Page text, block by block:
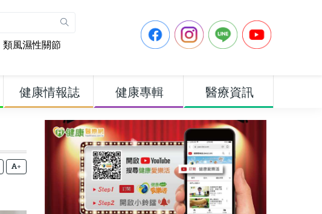
類風濕性關節
健康情報誌 健康專輯 醫療資訊
+